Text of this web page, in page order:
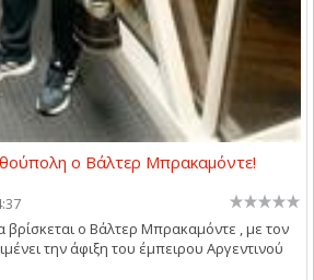
ο Βάλτερ Μπρακαμόντε!
βρίσκεται ο Βάλτερ Μπρακαμόντε , με τον
την άφιξη του έμπειρου Αργεντινού